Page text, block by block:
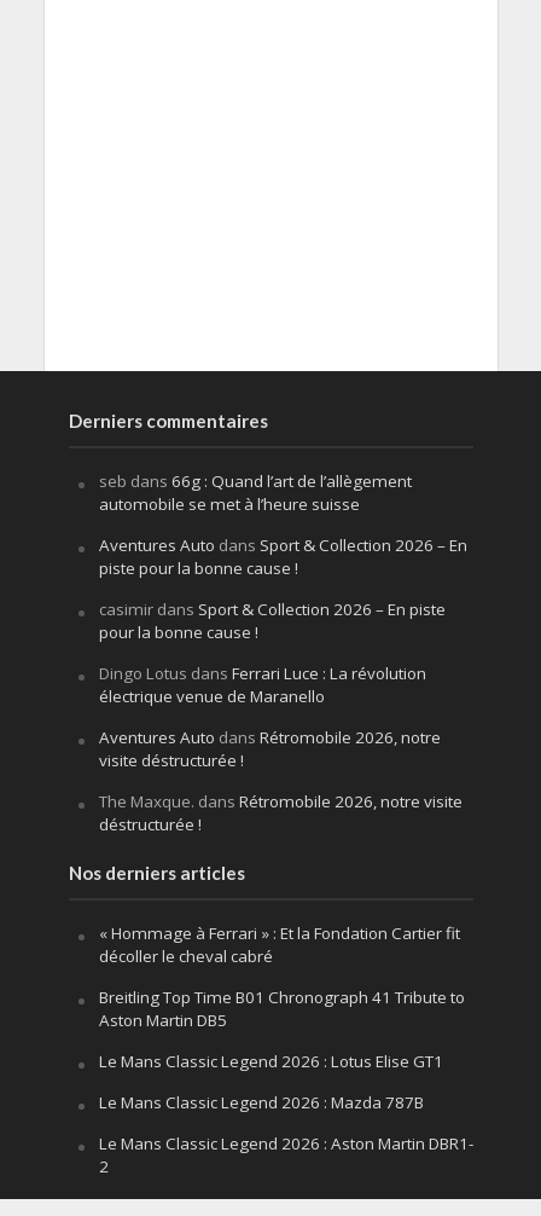
Derniers commentaires
seb dans 66g : Quand l’art de l’allègement
automobile se met à l’heure suisse
Aventures Auto dans Sport & Collection 2026 – En
piste pour la bonne cause !
casimirdans Sport & Collection 2026 – En piste
pour la bonne cause !
Dingo Lotus dans Ferrari Luce : La révolution
électrique venue de Maranello
Aventures Auto dans Rétromobile 2026, notre
visite déstructurée !
The Maxque. dans Rétromobile 2026, notre visite
déstructurée !
Nos derniers articles
« Hommage à Ferrari » : Et la Fondation Cartier fit
décoller le cheval cabré
Breitling Top Time B01 Chronograph 41 Tribute to
Aston Martin DB5
Le Mans Classic Legend 2026 : Lotus Elise GT1
Le Mans Classic Legend 2026 : Mazda 787B
Le Mans Classic Legend 2026 : Aston Martin DBR1-
2